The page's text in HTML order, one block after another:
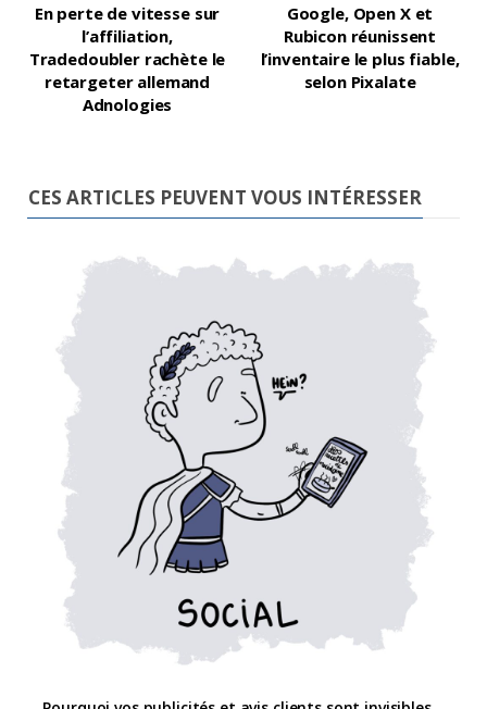
En perte de vitesse sur
l’affiliation,
Tradedoubler rachète le
retargeter allemand
Adnologies
Google, Open X et
Rubicon réunissent
l’inventaire le plus fiable,
selon Pixalate
CES ARTICLES PEUVENT VOUS INTÉRESSER